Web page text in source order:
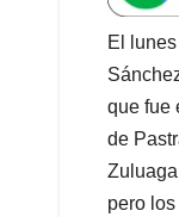
s
A
p
p
El
que fue
de
pero